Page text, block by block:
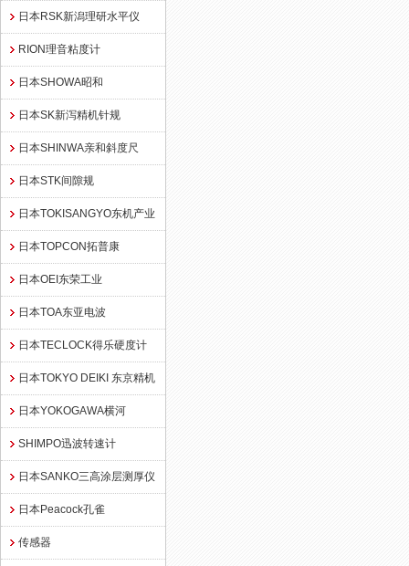
日本RSK新潟理研水平仪
RION理音粘度计
日本SHOWA昭和
日本SK新泻精机针规
日本SHINWA亲和斜度尺
日本STK间隙规
日本TOKISANGYO东机产业
日本TOPCON拓普康
日本OEI东荣工业
日本TOA东亚电波
日本TECLOCK得乐硬度计
日本TOKYO DEIKI 东京精机
日本YOKOGAWA横河
SHIMPO迅波转速计
日本SANKO三高涂层测厚仪
日本Peacock孔雀
传感器